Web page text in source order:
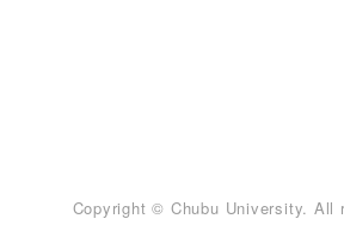
Copyright © Chubu University. All